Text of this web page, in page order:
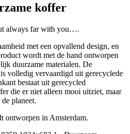
koffer
always far with you….
met een opvallend design, en
wordt met de hand ontworpen
duurzame materialen. De
volledig vervaardigd uit gerecyclede
bestaat uit gerecycled
die er niet alleen mooi uitziet, maar
planeet.
ontworpen in Amsterdam.